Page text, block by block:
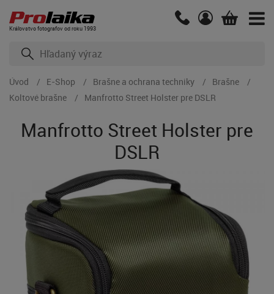
Kráľovstvo fotografov od roku 1993
Úvod E-Shop Brašne a ochrana techniky
Brašne
Koltové brašne
Manfrotto Street Holster pre DSLR
Manfrotto Street Holster pre
DSLR